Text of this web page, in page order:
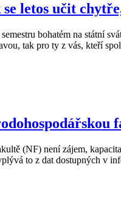
letos učit
bohatém na státní
tak pro ty z vás, kteří
(NF) není zájem,
to z dat dostupných v